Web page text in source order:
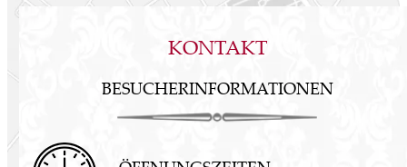
KONTAKT
BESUCHERINFORMATIONEN